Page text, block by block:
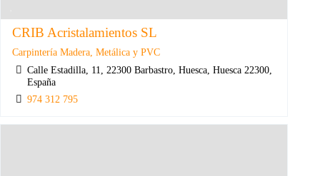
CRIB Acristalamientos SL
Carpintería Madera, Metálica y PVC
Calle Estadilla, 11, 22300 Barbastro, Huesca, Huesca 22300,
España
974 312 795